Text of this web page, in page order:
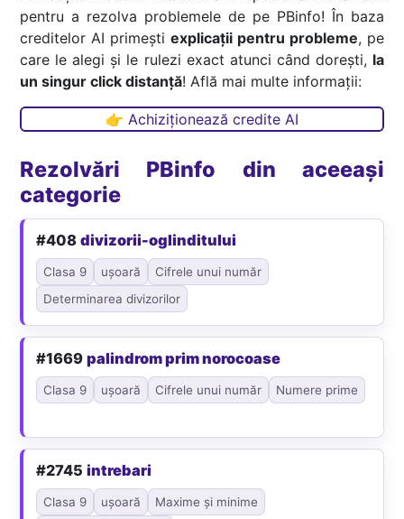
pentru a rezolva problemele de pe PBinfo! În baza
creditelor AI primești explicații pentru probleme, pe
care le alegi și le rulezi exact atunci când dorești, la
un singur click distanță! Află mai multe informații:
👉 Achiziționează credite AI
Rezolvări PBinfo din aceeași
categorie
#408divizorii-oglinditului
Clasa 9 ușoară
Cifrele unui număr
Determinarea divizorilor
#1669palindrom prim norocoase
Clasa 9 ușoară Cifrele unui număr Numere prime
#2745intrebari
Clasa 9 ușoară
Maxime și minime